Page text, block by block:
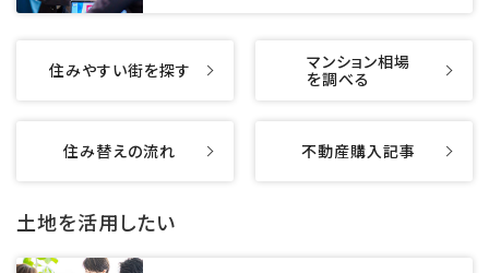
住みやすい街を探す
マンション相場
を調べる
住み替えの流れ 不動産購入記事
土地を活用したい